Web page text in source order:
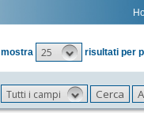
mostra
25 risultati per
Tutti i campi